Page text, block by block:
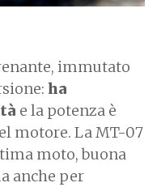
immutato
ha
e la potenza è
motore. La MT-07
moto, buona
anche per